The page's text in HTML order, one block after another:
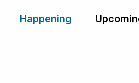
Happening